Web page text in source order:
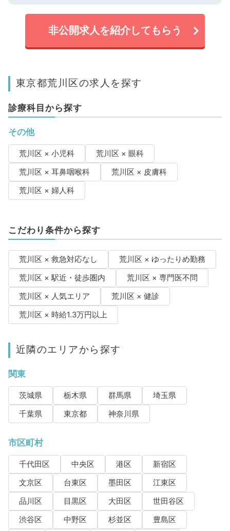
非公開求人を紹介してもらう
東京都荒川区の求人を探す
診療科目から探す
その他
荒川区 × 小児科
荒川区 × 眼科
荒川区 × 耳鼻咽喉科
荒川区 × 皮膚科
荒川区 × 婦人科
こだわり条件から探す
荒川区 × 救急対応なし
荒川区 × ゆったりめ勤務
荒川区 × 駅近・徒歩圏内
荒川区 × 専門医不問
荒川区 × 人気エリア
荒川区 × 健診
荒川区 × 時給1.3万円以上
近隣のエリアから探す
関東
茨城県 栃木県 群馬県
埼玉県
千葉県
東京都 神奈川県
市区町村
千代田区 中央区 港区
新宿区
文京区
台東区 墨田区
江東区
品川区
目黒区 大田区
世田谷区
渋谷区
中野区 杉並区
豊島区